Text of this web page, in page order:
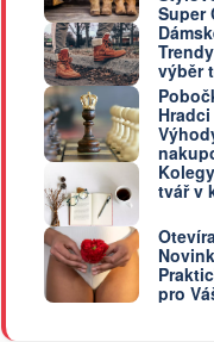
Super
výběr
tvář v
pro